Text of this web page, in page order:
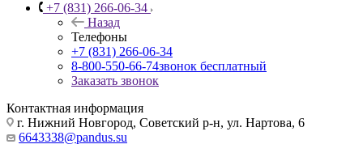
+7 (831) 266-06-34
Назад
Телефоны
+7 (831) 266-06-34
8-800-550-66-74звонок бесплатный
Заказать звонок
Контактная информация
г. Нижний Новгород, Советский р-н, ул. Нартова, 6
6643338@pandus.su